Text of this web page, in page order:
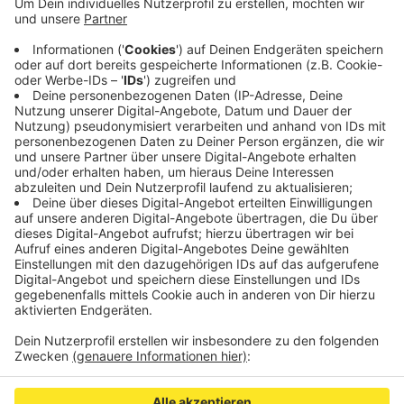
Nachfrage der Domschweizer habe die Person
ihnen gesagt, dass sie ein von Gott entsandter
Engel sei.
Die Person wurde in psychatrische Behandlung
gebracht.
Veröffentlicht:Samstag, 07.12.2019 06:42
Anzeige
Anzeige